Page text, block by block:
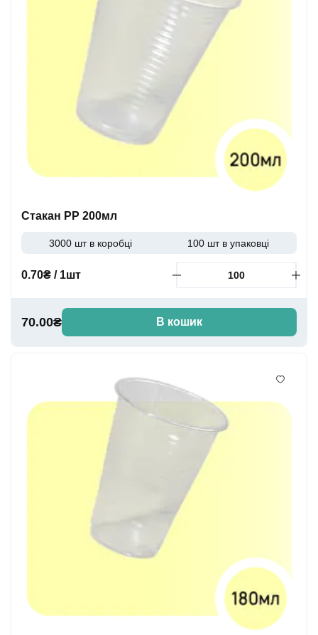
Стакан PP 200мл
3000 шт в коробці 100 шт в упаковці
0.70₴ / 1шт
70.00₴ В кошик